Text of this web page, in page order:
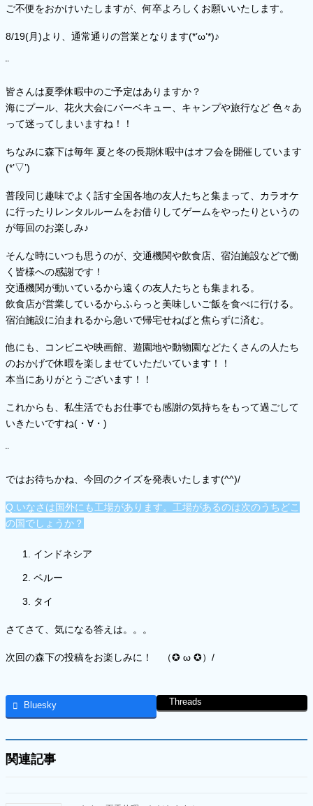
ご不便をおかけいたしますが、何卒よろしくお願いいたします。
8/19(月)より、通常通りの営業となります(*’ω’*)♪
¨
皆さんは夏季休暇中のご予定はありますか？
海にプール、花火大会にバーベキュー、キャンプや旅行など 色々あ
って迷ってしまいますね！！
ちなみに森下は毎年 夏と冬の長期休暇中はオフ会を開催しています
(*’▽’)
普段同じ趣味でよく話す全国各地の友人たちと集まって、カラオケ
に行ったりレンタルルームをお借りしてゲームをやったりというの
が毎回のお楽しみ♪
そんな時にいつも思うのが、交通機関や飲食店、宿泊施設などで働
く皆様への感謝です！
交通機関が動いているから遠くの友人たちとも集まれる。
飲食店が営業しているからふらっと美味しいご飯を食べに行ける。
宿泊施設に泊まれるから急いで帰宅せねばと焦らずに済む。
他にも、コンビニや映画館、遊園地や動物園などたくさんの人たち
のおかげで休暇を楽しませていただいています！！
本当にありがとうございます！！
これからも、私生活でもお仕事でも感謝の気持ちをもって過ごして
いきたいですね(・∀・)
¨
ではお待ちかね、今回のクイズを発表いたします(^^)/
Q.いなさは国外にも工場があります。工場があるのは次のうちどこ
の国でしょうか？
インドネシア
ペルー
タイ
さてさて、気になる答えは。。。
次回の森下の投稿をお楽しみに！ （✪ ω ✪）/
Bluesky Threads
関連記事